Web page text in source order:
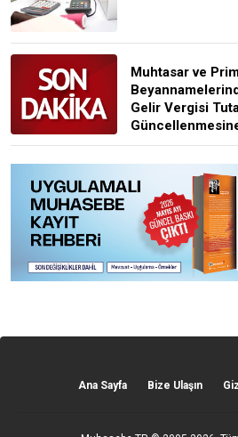
Muhtasar ve
Gelir Vergisi
Ana Sayfa Bize Ulaşın